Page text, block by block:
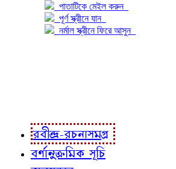
পাতাটিকে মেইল করুন
পূর্ণ স্ক্রীনে যান
নর্মাল স্ক্রীনে ফিরে আসুন
রবীন্দ্র-রচনাসমগ্র
বর্ণানুক্রমিক সূচি